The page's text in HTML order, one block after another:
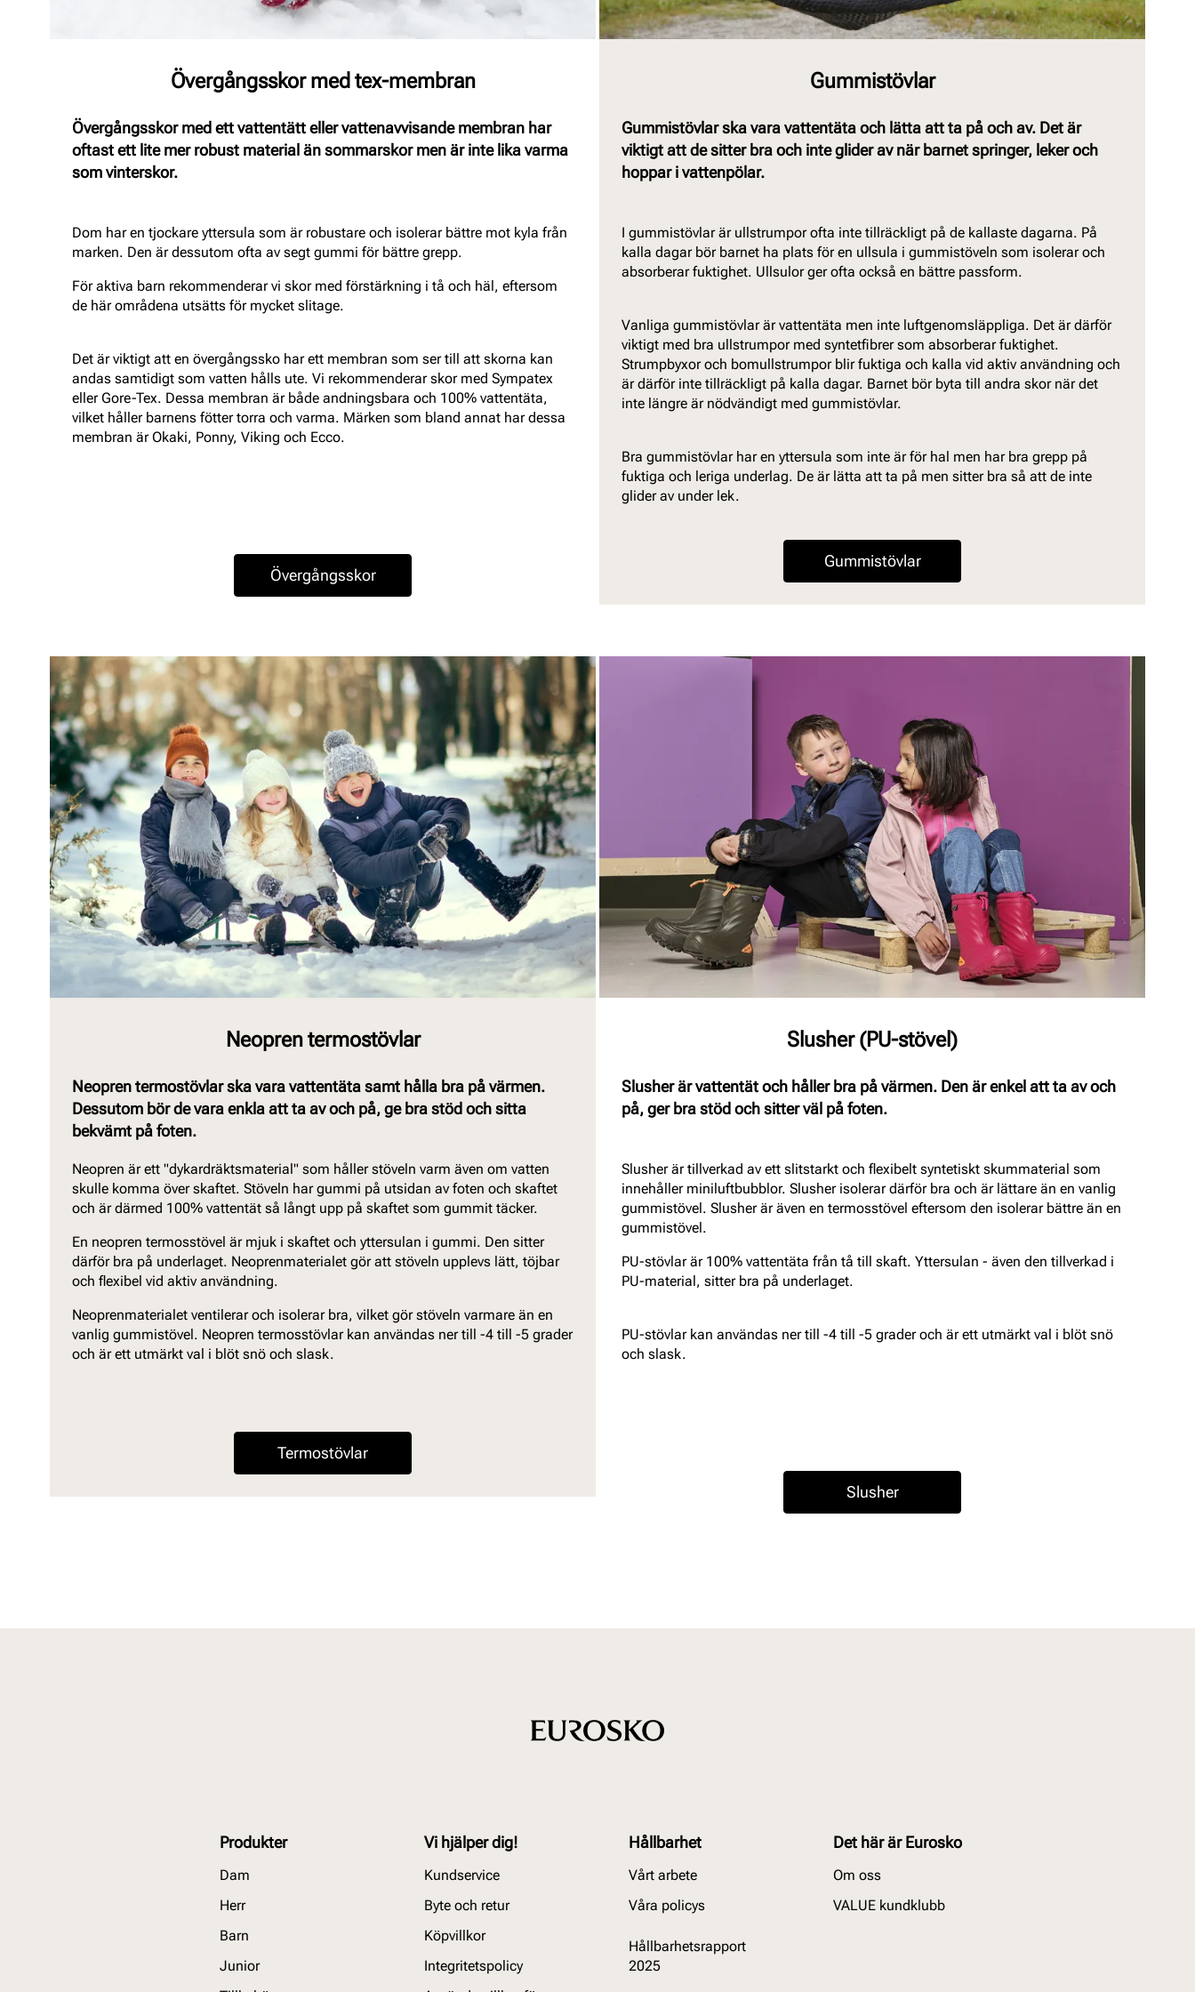
Övergångsskor med tex-membran
Övergångsskor med ett vattentätt eller vattenavvisande membran har
oftast ett lite mer robust material än sommarskor men är inte lika varma
som vinterskor.
Dom har en tjockare yttersula som är robustare och isolerar bättre mot kyla från
marken. Den är dessutom ofta av segt gummi för bättre grepp.
För aktiva barn rekommenderar vi skor med förstärkning i tå och häl, eftersom
de här områdena utsätts för mycket slitage.
Det är viktigt att en övergångssko har ett membran som ser till att skorna kan
andas samtidigt som vatten hålls ute. Vi rekommenderar skor med Sympatex
eller Gore-Tex. Dessa membran är både andningsbara och 100% vattentäta,
vilket håller barnens fötter torra och varma. Märken som bland annat har dessa
membran är Okaki, Ponny, Viking och Ecco.
Övergångsskor
Gummistövlar
Gummistövlar ska vara vattentäta och lätta att ta på och av. Det är
viktigt att de sitter bra och inte glider av när barnet springer, leker och
hoppar i vattenpölar.
I gummistövlar är ullstrumpor ofta inte tillräckligt på de kallaste dagarna. På
kalla dagar bör barnet ha plats för en ullsula i gummistöveln som isolerar och
absorberar fuktighet. Ullsulor ger ofta också en bättre passform.
Vanliga gummistövlar är vattentäta men inte luftgenomsläppliga. Det är därför
viktigt med bra ullstrumpor med syntetfibrer som absorberar fuktighet.
Strumpbyxor och bomullstrumpor blir fuktiga och kalla vid aktiv användning och
är därför inte tillräckligt på kalla dagar. Barnet bör byta till andra skor när det
inte längre är nödvändigt med gummistövlar.
Bra gummistövlar har en yttersula som inte är för hal men har bra grepp på
fuktiga och leriga underlag. De är lätta att ta på men sitter bra så att de inte
glider av under lek.
Gummistövlar
Neopren termostövlar
Neopren termostövlar ska vara vattentäta samt hålla bra på värmen.
Dessutom bör de vara enkla att ta av och på, ge bra stöd och sitta
bekvämt på foten.
Neopren är ett "dykardräktsmaterial" som håller stöveln varm även om vatten
skulle komma över skaftet. Stöveln har gummi på utsidan av foten och skaftet
och är därmed 100% vattentät så långt upp på skaftet som gummit täcker.
En neopren termosstövel är mjuk i skaftet och yttersulan i gummi. Den sitter
därför bra på underlaget. Neoprenmaterialet gör att stöveln upplevs lätt, töjbar
och flexibel vid aktiv användning.
Neoprenmaterialet ventilerar och isolerar bra, vilket gör stöveln varmare än en
vanlig gummistövel. Neopren termosstövlar kan användas ner till -4 till -5 grader
och är ett utmärkt val i blöt snö och slask.
Termostövlar
Slusher (PU-stövel)
Slusher är vattentät och håller bra på värmen. Den är enkel att ta av och
på, ger bra stöd och sitter väl på foten.
Slusher är tillverkad av ett slitstarkt och flexibelt syntetiskt skummaterial som
innehåller miniluftbubblor. Slusher isolerar därför bra och är lättare än en vanlig
gummistövel. Slusher är även en termosstövel eftersom den isolerar bättre än en
gummistövel.
PU-stövlar är 100% vattentäta från tå till skaft. Yttersulan - även den tillverkad i
PU-material, sitter bra på underlaget.
PU-stövlar kan användas ner till -4 till -5 grader och är ett utmärkt val i blöt snö
och slask.
Slusher
Produkter
Dam
Herr
Barn
Junior
Vi hjälper dig!
Kundservice
Byte och retur
Köpvillkor
Integritetspolicy
Hållbarhet
Vårt arbete
Våra policys
Hållbarhetsrapport
2025
Det här är Eurosko
Om oss
VALUE kundklubb